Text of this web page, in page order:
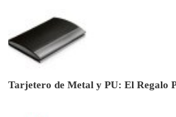
Tarjetero de Metal y PU: El Regalo